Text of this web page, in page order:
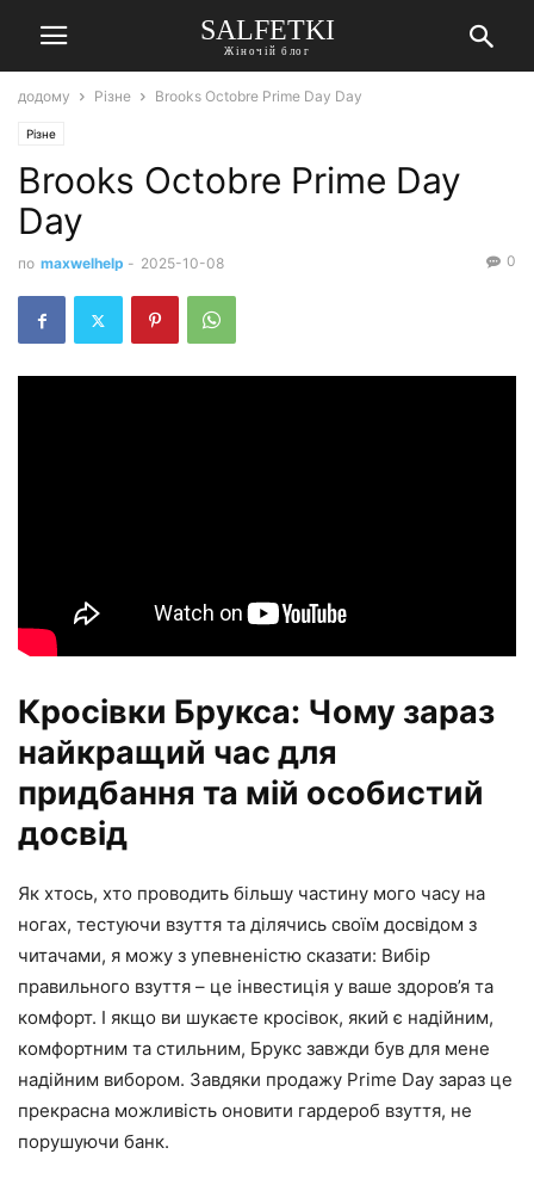
SALFETKI
Жіночій блог
додому Різне Brooks Octobre Prime Day Day
Різне
Brooks Octobre Prime Day
Day
по maxwelhelp - 2025-10-08 0
Кросівки Брукса: Чому зараз
найкращий час для
придбання та мій особистий
досвід
Як хтось, хто проводить більшу частину мого часу на
ногах, тестуючи взуття та ділячись своїм досвідом з
читачами, я можу з упевненістю сказати: Вибір
правильного взуття – це інвестиція у ваше здоров’я та
комфорт. І якщо ви шукаєте кросівок, який є надійним,
комфортним та стильним, Брукс завжди був для мене
надійним вибором. Завдяки продажу Prime Day зараз це
прекрасна можливість оновити гардероб взуття, не
порушуючи банк.